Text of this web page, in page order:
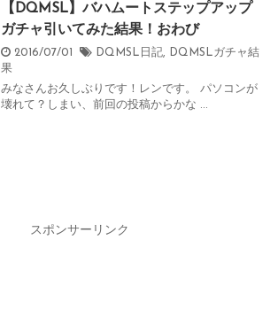
【DQMSL】バハムートステップアップ
ガチャ引いてみた結果！おわび
2016/07/01 DQMSL日記,
DQMSLガチャ結
果
みなさんお久しぶりです！レンです。 パソコンが
壊れて？しまい、前回の投稿からかな ...
スポンサーリンク